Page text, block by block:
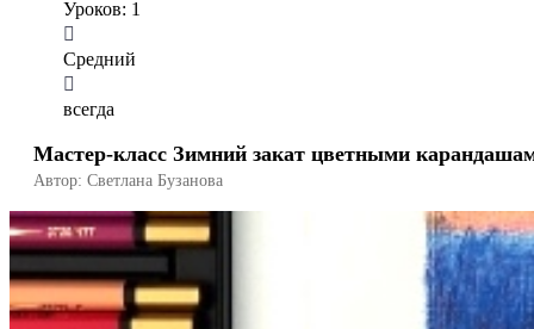
Уроков: 1
Средний
всегда
Мастер-класс Зимний закат цветными
Автор: Светлана Бузанова